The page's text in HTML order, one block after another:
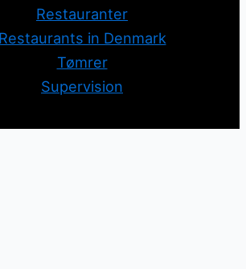
Restauranter
Restaurants in Denmark
Tømrer
Supervision